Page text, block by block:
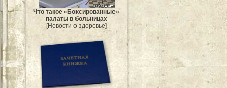
Что такое «Боксированные»
палаты в больницах
[Новости о здоровье]